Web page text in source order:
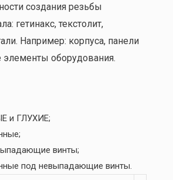
создания резьбы
гетинакс, текстолит,
Например: корпуса, панели
элементы оборудования.
и ГЛУХИЕ;
винты;
под невыпадающие винты.